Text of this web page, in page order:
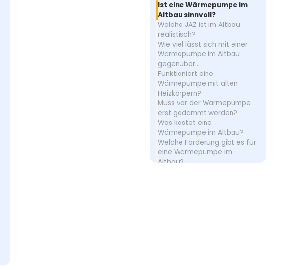
Ist eine Wärmepumpe im
Altbau sinnvoll?
Welche JAZ ist im Altbau
realistisch?
Wie viel lässt sich mit einer
Wärmepumpe im Altbau
gegenüber...
Funktioniert eine
Wärmepumpe mit alten
Heizkörpern?
Muss vor der Wärmepumpe
erst gedämmt werden?
Was kostet eine
Wärmepumpe im Altbau?
Welche Förderung gibt es für
eine Wärmepumpe im
Altbau?